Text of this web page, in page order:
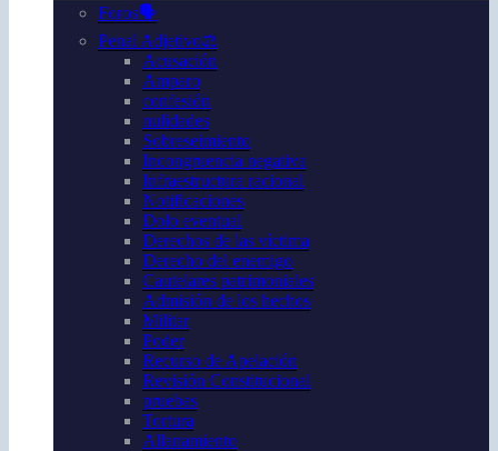
Foros🗣️
Penal Adjetivo⚖️
Acusación
Amparo
confesión
nulidades
Sobreseimiento
Incongruencia negativa
Infraestructura racional
Notificaciones
Dolo eventual
Derechos de las víctima
Derecho del enemigo
Cautelares patrimoniales
Admisión de los hechos
Militar
Poder
Recurso de Apelación
Revisión Constitucional
pruebas
Tortura
Allanamiento